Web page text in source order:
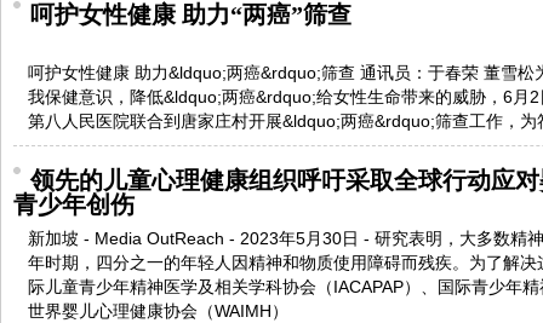
呵护女性健康 助力“两癌”筛查
呵护女性健康 助力&ldquo;两癌&rdquo;筛查 通讯员：于春荣 董雪松
我保健意识，降低&ldquo;两癌&rdquo;给女性生命带来的威胁，6月
第八人民医院联合到唐家庄村开展&ldquo;两癌&rdquo;筛查工作，
领先的儿童心理健康组织呼吁采取全球行动应
青少年创伤
新加坡 - Media OutReach - 2023年5月30日 - 研究表明，大多数精
年时期，四分之一的年轻人因精神和物质使用障碍而残疾。为了解
际儿童青少年精神医学及相关学科协会（IACAPAP）、国际青少年
世界婴儿心理健康协会（WAIMH）